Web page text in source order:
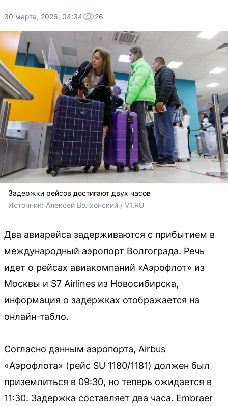
30 марта, 2026, 04:34 26
Задержки рейсов достигают двух часов
Источник: Алексей Волхонский / V1.RU
Два авиарейса задерживаются с прибытием в
международный аэропорт Волгограда. Речь
идет о рейсах авиакомпаний «Аэрофлот» из
Москвы и S7 Airlines из Новосибирска,
информация о задержках отображается на
онлайн-табло.
Согласно данным аэропорта, Airbus
«Аэрофлота» (рейс SU 1180/1181) должен был
приземлиться в 09:30, но теперь ожидается в
11:30. Задержка составляет два часа. Embraer